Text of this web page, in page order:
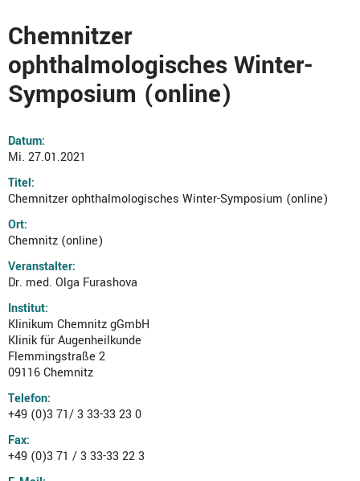
Chemnitzer
ophthalmologisches Winter-
Symposium (online)
Datum:
Mi. 27.01.2021
Titel:
Chemnitzer ophthalmologisches Winter-Symposium (online)
Ort:
Chemnitz (online)
Veranstalter:
Dr. med. Olga Furashova
Institut:
Klinikum Chemnitz gGmbH
Klinik für Augenheilkunde
Flemmingstraße 2
09116 Chemnitz
Telefon:
+49 (0)3 71/ 3 33-33 23 0
Fax:
+49 (0)3 71 / 3 33-33 22 3